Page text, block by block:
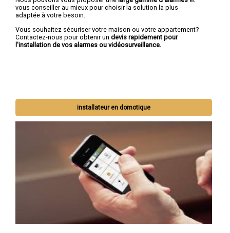
vous conseiller au mieux pour choisir la solution la plus
adaptée à votre besoin.
Vous souhaitez sécuriser votre maison ou votre appartement?
Contactez-nous pour obtenir un devis rapidement pour
l'installation de vos alarmes ou vidéosurveillance.
installateur en domotique